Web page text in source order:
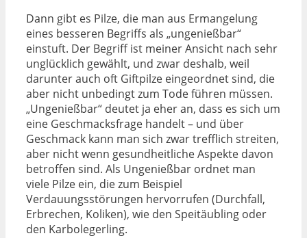
Dann gibt es Pilze, die man aus Ermangelung
eines besseren Begriffs als „ungenießbar“
einstuft. Der Begriff ist meiner Ansicht nach sehr
unglücklich gewählt, und zwar deshalb, weil
darunter auch oft Giftpilze eingeordnet sind, die
aber nicht unbedingt zum Tode führen müssen.
„Ungenießbar“ deutet ja eher an, dass es sich um
eine Geschmacksfrage handelt – und über
Geschmack kann man sich zwar trefflich streiten,
aber nicht wenn gesundheitliche Aspekte davon
betroffen sind. Als Ungenießbar ordnet man
viele Pilze ein, die zum Beispiel
Verdauungsstörungen hervorrufen (Durchfall,
Erbrechen, Koliken), wie den Speitäubling oder
den Karbolegerling.